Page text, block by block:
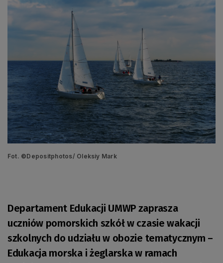
Fot. ©Depositphotos/ Oleksiy Mark
Departament Edukacji UMWP zaprasza
uczniów pomorskich szkół w czasie wakacji
szkolnych do udziału w obozie tematycznym –
Edukacja morska i żeglarska w ramach